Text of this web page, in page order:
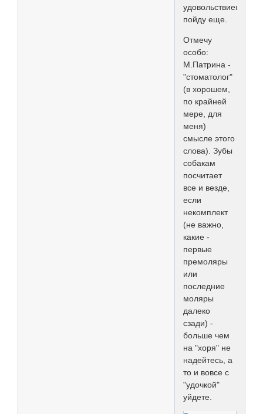
удовольствием
пойду еще.
Отмечу
особо:
М.Патрина -
"стоматолог"
(в хорошем,
по крайней
мере, для
меня)
смысле этого
слова). Зубы
собакам
посчитает
все и везде,
если
некомплект
(не важно,
какие -
первые
премоляры
или
последние
моляры
далеко
сзади) -
больше чем
на "хоря" не
надейтесь, а
то и вовсе с
"удочкой"
уйдете.